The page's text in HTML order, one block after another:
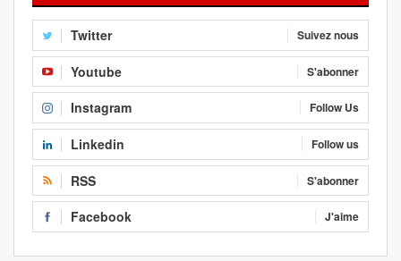
Twitter Suivez nous
Youtube S'abonner
Instagram Follow Us
Linkedin Follow us
RSS S'abonner
Facebook J'aime